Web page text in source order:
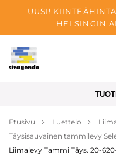
UUSI!
HELSINGIN
Tallinn
Maksu
Yrityksen
Etusivu Luettelo
Täysisauvainen tammilevy
Liimalevy Tammi Täys. 20-